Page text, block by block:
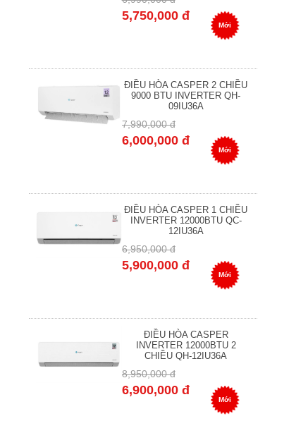
5,750,000 đ
Mới
ĐIỀU HÒA CASPER 2 CHIỀU
9000 BTU INVERTER QH-
09IU36A
7,990,000 đ
6,000,000 đ
Mới
ĐIỀU HÒA CASPER 1 CHIỀU
INVERTER 12000BTU QC-
12IU36A
6,950,000 đ
5,900,000 đ
Mới
ĐIỀU HÒA CASPER
INVERTER 12000BTU 2
CHIỀU QH-12IU36A
8,950,000 đ
6,900,000 đ
Mới